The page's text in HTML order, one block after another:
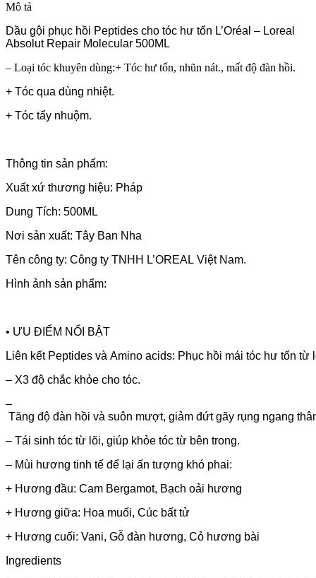
Mô tả
Dầu gội phục hồi Peptides cho tóc hư tổn L’Oréal – Loreal
Absolut Repair Molecular 500ML
– Loại tóc khuyên dùng:+ Tóc hư tổn, nhũn nát., mất độ đàn hồi.
+ Tóc qua dùng nhiệt.
+ Tóc tẩy nhuộm.
Thông tin sản phẩm:
Xuất xứ thương hiệu: Pháp
Dung Tích: 500ML
Nơi sản xuất: Tây Ban Nha
Tên công ty: Công ty TNHH L’OREAL Việt Nam.
Hình ảnh sản phẩm:
• ƯU ĐIỂM NỔI BẬT
Liên kết Peptides và Amino acids: Phục hồi mái tóc hư tổn từ
– X3 độ chắc khỏe cho tóc.
–
Tăng độ đàn hồi và suôn mượt, giảm đứt gãy rụng ngang
– Tái sinh tóc từ lõi, giúp khỏe tóc từ bên trong.
– Mùi hương tinh tế để lại ấn tượng khó phai:
+ Hương đầu: Cam Bergamot, Bạch oải hương
+ Hương giữa: Hoa muối, Cúc bất tử
+ Hương cuối: Vani, Gỗ đàn hương, Cỏ hương bài
Ingredients